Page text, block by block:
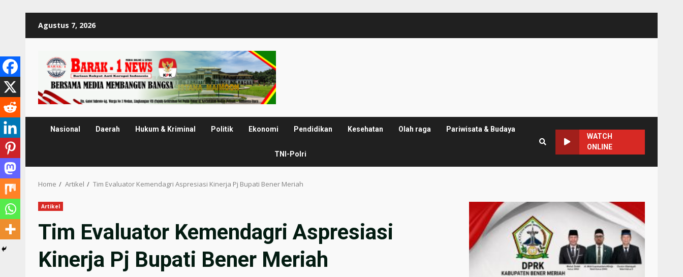
Agustus 7, 2026
Nasional Daerah Hukum & Kriminal Politik Ekonomi Pendidikan Kesehatan Olah raga Pariwisata & Budaya
TNI-Polri
WATCH
ONLINE
Home Artikel Tim Evaluator Kemendagri Aspresiasi Kinerja Pj Bupati Bener Meriah
Artikel
Tim Evaluator Kemendagri Aspresiasi
Kinerja Pj Bupati Bener Meriah